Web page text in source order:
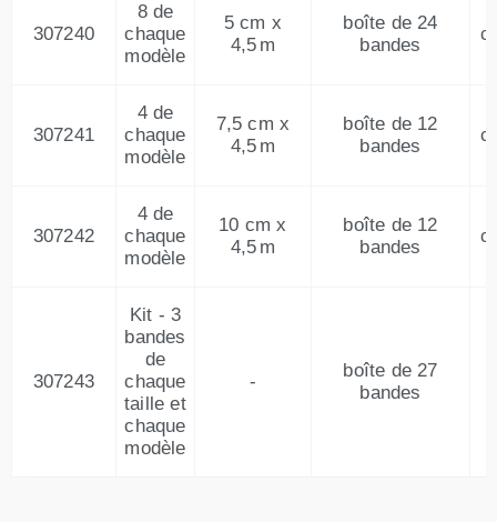
307240
8 de
chaque
modèle
5 cm x
4,5 m
boîte de 24
bandes
307241
4 de
chaque
modèle
7,5 cm x
4,5 m
boîte de 12
bandes
307242
4 de
chaque
modèle
10 cm x
4,5 m
boîte de 12
bandes
307243
Kit - 3
bandes
de
chaque
taille et
chaque
modèle
-
boîte de 27
bandes